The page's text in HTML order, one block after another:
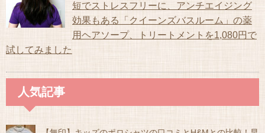
短でストレスフリーに、アンチエイジング
効果もある「クイーンズバスルーム」の薬
用ヘアソープ、トリートメントを1,080円で
試してみました
人気記事